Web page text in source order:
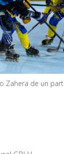
Zahera de un